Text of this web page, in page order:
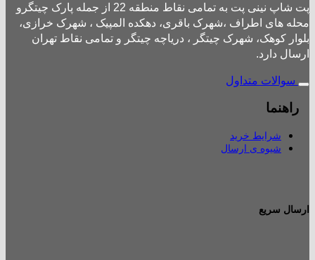
پت شاپ نینی پت به تمامی نقاط منطقه 22 از جمله پارک چیتگرو
محله های اطراف ،شهرک باقری، دهکده المپیک ، شهرک خرازی،
بلوار کوهک، شهرک چیتگر ، دریاچه چیتگر و تمامی نقاط تهران
ارسال دارد.
سوالات متداول
راهنما
شرایط خرید
شیوه ی ارسال
ارسال سریع